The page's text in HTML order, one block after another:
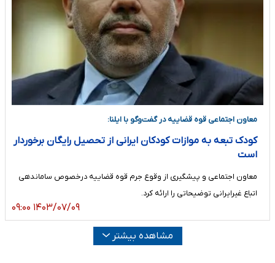
معاون اجتماعی قوه قضاییه در گفت‌وگو با ایلنا:
کودک تبعه به موازات کودکان ایرانی از تحصیل رایگان برخوردار
است
معاون اجتماعی و پیشگیری از وقوع جرم قوه قضاییه درخصوص ساماندهی
اتباع غیرایرانی توضیحاتی را ارائه کرد.
۱۴۰۳/۰۷/۰۹ ۰۹:۰۰
مشاهده بیشتر